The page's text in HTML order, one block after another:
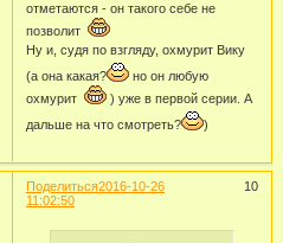
отметаются - он такого себе не
позволит
Ну и, судя по взгляду, охмурит Вику
(а она какая?
но он любую
охмурит
) уже в первой серии. А
дальше на что смотреть?
)
Поделиться 10
2016-10-26
11:02:50